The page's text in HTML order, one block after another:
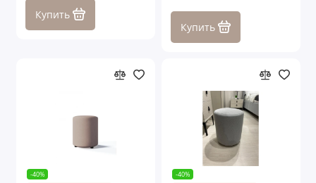
Ящики с подъемными механизмами
Купить
Купить
-40%
-40%